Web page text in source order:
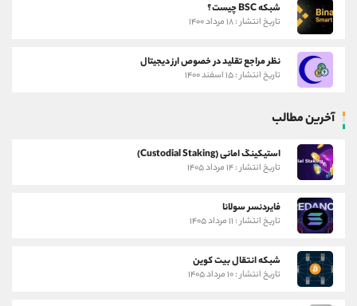
شبکه BSC چیست؟
تاریخ انتشار : ۱۸ مرداد ۱۴۰۰
نظر مراجع تقلید در خصوص ارز دیجیتال
تاریخ انتشار : ۱۵ اسفند ۱۴۰۰
آخرین مطالب
استیکینگ امانی (Custodial Staking)
تاریخ انتشار : ۱۴ مرداد ۱۴۰۵
فایردنسر سولانا
تاریخ انتشار : ۱۱ مرداد ۱۴۰۵
شبکه انتقال بیت کوین
تاریخ انتشار : ۱۰ مرداد ۱۴۰۵